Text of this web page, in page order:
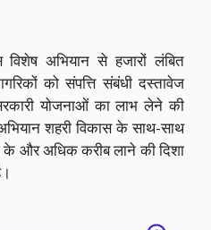
अभियान से हजारों लंबित
को संपत्ति संबंधी दस्तावेज
योजनाओं का लाभ लेने की
शहरी विकास के साथ-साथ
और अधिक करीब लाने की दिशा